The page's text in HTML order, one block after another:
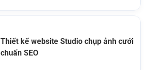
Thiết kế website Studio chụp ảnh cưới
chuẩn SEO